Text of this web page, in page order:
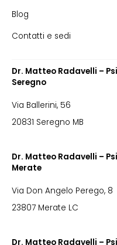
Blog
Contatti e sedi
Dr. Matteo Radavelli –
Seregno
Via Ballerini, 56
20831 Seregno MB
Dr. Matteo Radavelli –
Merate
Via Don Angelo Perego, 8
23807 Merate LC
Dr. Matteo Radavelli –